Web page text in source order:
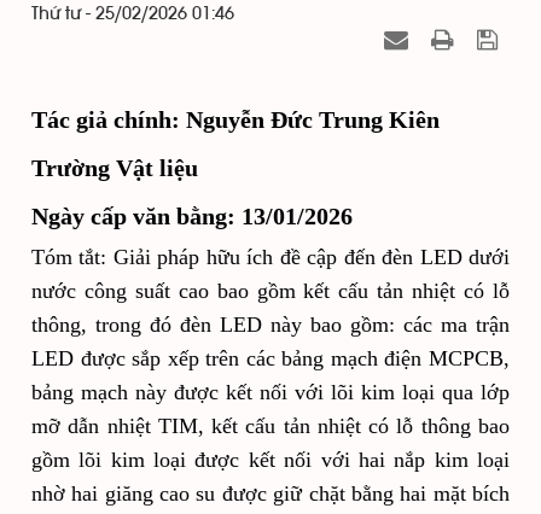
Thứ tư - 25/02/2026 01:46
Tác giả chính: Nguyễn Đức Trung Kiên
Trường Vật liệu
Ngày cấp văn bằng: 13/01/2026
Tóm tắt: Giải pháp hữu ích đề cập đến đèn LED dưới
nước công suất cao bao gồm kết cấu tản nhiệt có lỗ
thông, trong đó đèn LED này bao gồm: các ma trận
LED được sắp xếp trên các bảng mạch điện MCPCB,
bảng mạch này được kết nối với lõi kim loại qua lớp
mỡ dẫn nhiệt TIM, kết cấu tản nhiệt có lỗ thông bao
gồm lõi kim loại được kết nối với hai nắp kim loại
nhờ hai giăng cao su được giữ chặt bằng hai mặt bích